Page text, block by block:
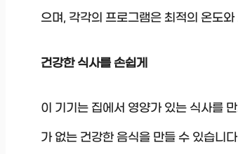
으며, 각각의 프로그램은 최적의 온도
건강한 식사를 손쉽게
이 기기는 집에서 영양가 있는 식사를
가 없는 건강한 음식을 만들 수 있습니